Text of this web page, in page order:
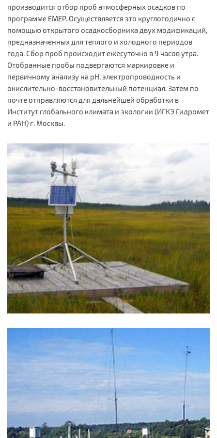
производится отбор проб атмосферных осадков по
программе EMEP. Осуществляется это круглогодично с
помощью открытого осадкосборника двух модификаций,
предназначенных для теплого и холодного периодов
года. Сбор проб происходит ежесуточно в 9 часов утра.
Отобранные пробы подвергаются маркировке и
первичному анализу на pH, электропроводность и
окислительно-восстановительный потенциал. Затем по
почте отправляются для дальнейшей обработки в
Институт глобального климата и экологии (ИГКЭ Гидромет
и РАН) г. Москвы.